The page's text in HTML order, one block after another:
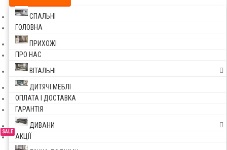
СПАЛЬНІ
ГОЛОВНА
ПРИХОЖІ
ПРО НАС
ВІТАЛЬНІ
ДИТЯЧІ МЕБЛІ
ОПЛАТА І ДОСТАВКА
ГАРАНТІЯ
ДИВАНИ
SALE
АКЦІЇ